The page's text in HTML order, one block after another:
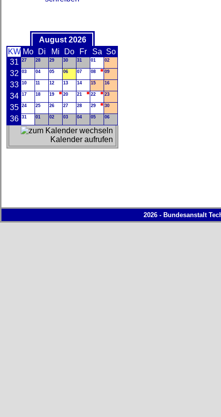
August 2026
KW Mo Di Mi Do Fr Sa So
31
27 28 29 30 31 01 02
32 03 04 05 06 07 08 09
33 10 11 12 13 14 15 16
34 17 18 19 20 21 22 23
35 24 25 26 27 28 29 30
36 31 01 02 03 04 05 06
Kalender aufrufen
2026 - Bundesanstalt